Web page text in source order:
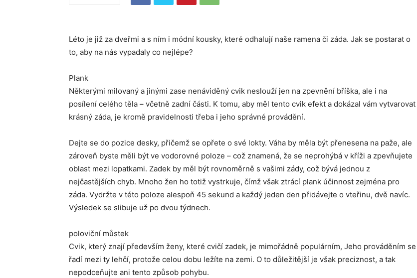
Léto je již za dveřmi a s ním i módní kousky, které odhalují naše ramena či záda. Jak se postarat o
to, aby na nás vypadaly co nejlépe?
Plank
Některými milovaný a jinými zase nenáviděný cvik neslouží jen na zpevnění bříška, ale i na
posílení celého těla – včetně zadní části. K tomu, aby měl tento cvik efekt a dokázal vám vytvarovat
krásný záda, je kromě pravidelnosti třeba i jeho správné provádění.
Dejte se do pozice desky, přičemž se opřete o své lokty. Váha by měla být přenesena na paže, ale
zároveň byste měli být ve vodorovné poloze – což znamená, že se neprohýbá v kříži a zpevňujete
oblast mezi lopatkami. Zadek by měl být rovnoměrně s vašimi zády, což bývá jednou z
nejčastějších chyb. Mnoho žen ho totiž vystrkuje, čímž však ztrácí plank účinnost zejména pro
záda. Vydržte v této poloze alespoň 45 sekund a každý jeden den přidávejte o vteřinu, dvě navíc.
Výsledek se slibuje už po dvou týdnech.
poloviční můstek
Cvik, který znají především ženy, které cvičí zadek, je mimořádně populárním, Jeho prováděním se
řadí mezi ty lehčí, protože celou dobu ležíte na zemi. O to důležitější je však preciznost, a tak
nepodceňujte ani tento způsob pohybu.